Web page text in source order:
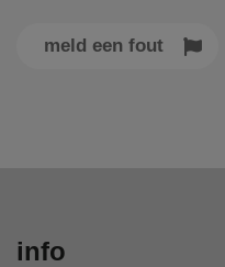
meld een fout
info